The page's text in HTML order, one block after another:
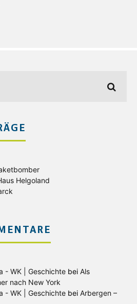
Helgoland
- WK | Geschichte bei Als
nach New York
- WK | Geschichte bei Arbergen –